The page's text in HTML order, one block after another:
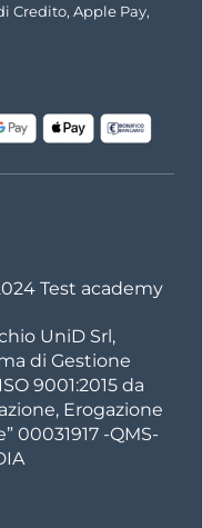
Credito, Apple Pay,
Test academy
UniD Srl,
di Gestione
9001:2015 da
Erogazione
00031917 -QMS-